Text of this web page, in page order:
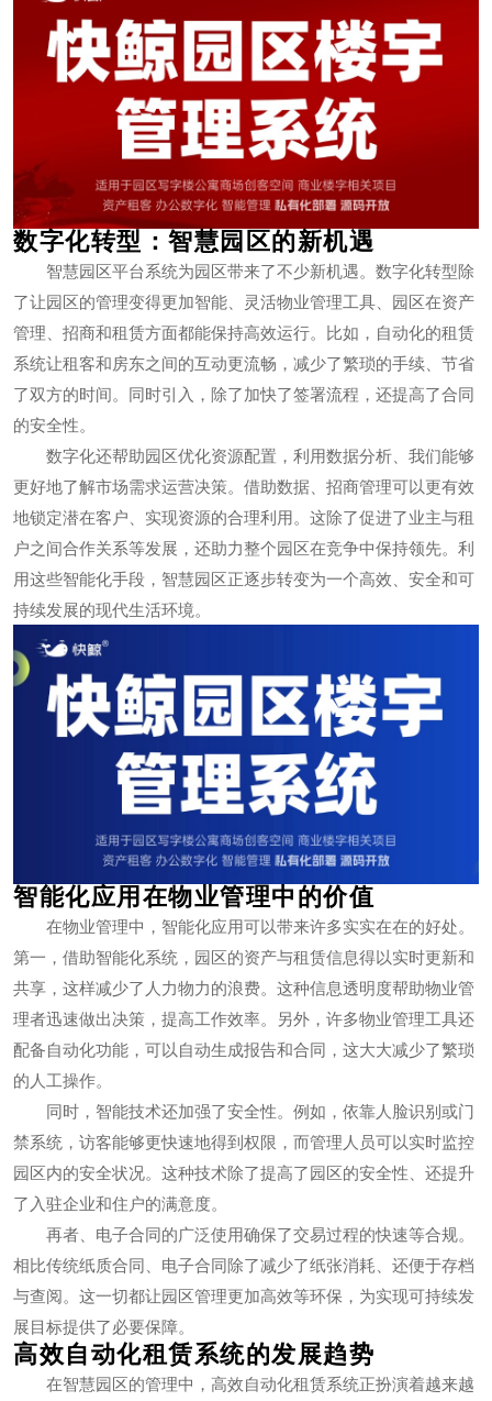
数字化转型：智慧园区的新机遇
智慧园区平台系统为园区带来了不少新机遇。数字化转型除
了让园区的管理变得更加智能、灵活物业管理工具、园区在资产
管理、招商和租赁方面都能保持高效运行。比如，自动化的租赁
系统让租客和房东之间的互动更流畅，减少了繁琐的手续、节省
了双方的时间。同时引入，除了加快了签署流程，还提高了合同
的安全性。
数字化还帮助园区优化资源配置，利用数据分析、我们能够
更好地了解市场需求运营决策。借助数据、招商管理可以更有效
地锁定潜在客户、实现资源的合理利用。这除了促进了业主与租
户之间合作关系等发展，还助力整个园区在竞争中保持领先。利
用这些智能化手段，智慧园区正逐步转变为一个高效、安全和可
持续发展的现代生活环境。
智能化应用在物业管理中的价值
在物业管理中，智能化应用可以带来许多实实在在的好处。
第一，借助智能化系统，园区的资产与租赁信息得以实时更新和
共享，这样减少了人力物力的浪费。这种信息透明度帮助物业管
理者迅速做出决策，提高工作效率。另外，许多物业管理工具还
配备自动化功能，可以自动生成报告和合同，这大大减少了繁琐
的人工操作。
同时，智能技术还加强了安全性。例如，依靠人脸识别或门
禁系统，访客能够更快速地得到权限，而管理人员可以实时监控
园区内的安全状况。这种技术除了提高了园区的安全性、还提升
了入驻企业和住户的满意度。
再者、电子合同的广泛使用确保了交易过程的快速等合规。
相比传统纸质合同、电子合同除了减少了纸张消耗、还便于存档
与查阅。这一切都让园区管理更加高效等环保，为实现可持续发
展目标提供了必要保障。
高效自动化租赁系统的发展趋势
在智慧园区的管理中，高效自动化租赁系统正扮演着越来越